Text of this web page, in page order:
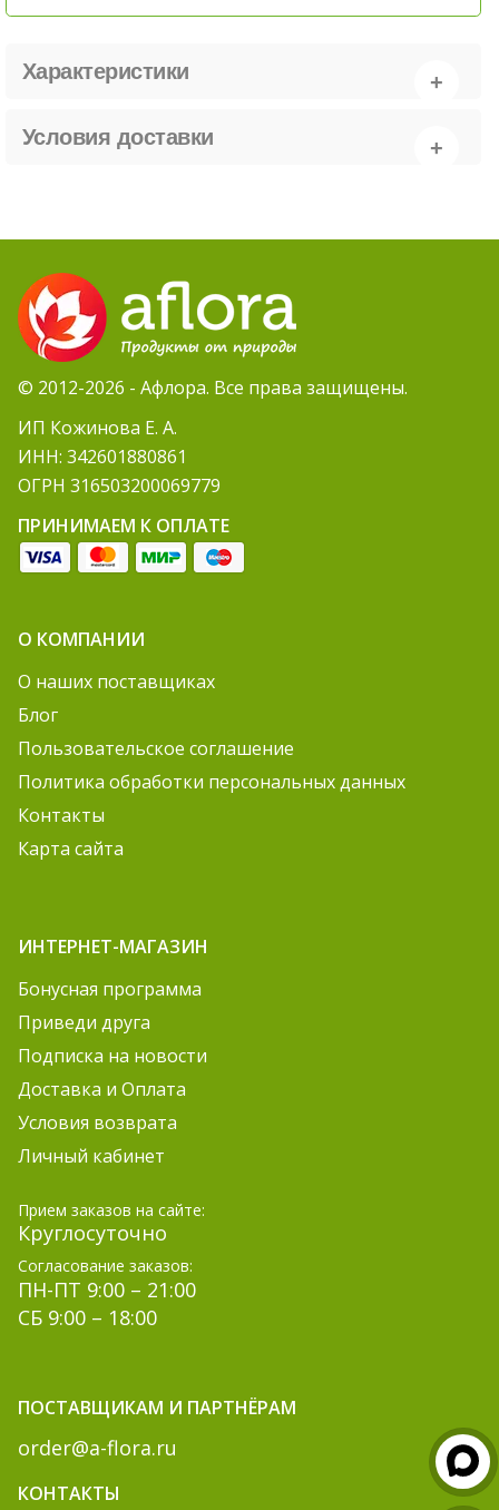
Характеристики
Условия доставки
© 2012-2026 - Афлора. Все права защищены.
ИП Кожинова Е. А.
ИНН: 342601880861
ОГРН 316503200069779
ПРИНИМАЕМ К ОПЛАТЕ
О КОМПАНИИ
О наших поставщиках
Блог
Пользовательское соглашение
Политика обработки персональных данных
Контакты
Карта сайта
ИНТЕРНЕТ-МАГАЗИН
Бонусная программа
Приведи друга
Подписка на новости
Доставка и Оплата
Условия возврата
Личный кабинет
Прием заказов на сайте:
Круглосуточно
Согласование заказов:
ПН-ПТ 9:00 – 21:00
СБ 9:00 – 18:00
ПОСТАВЩИКАМ И ПАРТНЁРАМ
order@a-flora.ru
КОНТАКТЫ